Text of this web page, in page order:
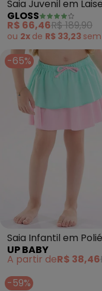
Saia Juvenil em Laise
(Branco)
GLOSS
R$ 66,46R$ 189,90
ou 2x de R$ 33,23 sem
-65%
Saia Infantil em
Fps+50 (Verde)
UP BABY
A partir deR$ 38,46
-59%